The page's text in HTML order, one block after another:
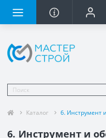
Каталог 6. Инструмент
6. Инструмент и